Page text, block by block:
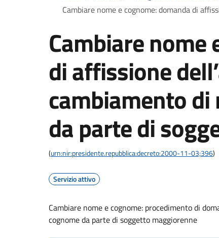
Cambiare nome e cognome: domanda di
Cambiare nome
di affissione
cambiamento
da parte di
(urn:nir:presidente.repubblica:decreto:2000-11-03;396)
Servizio attivo
Cambiare nome e cognome: procedimento di
cognome da parte di soggetto maggiorenne